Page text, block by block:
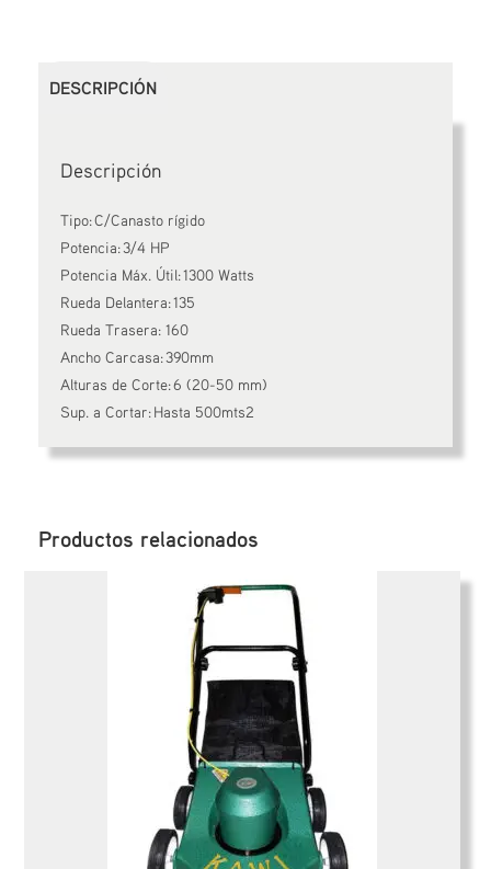
DESCRIPCIÓN
Descripción
Tipo: C/Canasto rígido
Potencia: 3/4 HP
Potencia Máx. Útil: 1300 Watts
Rueda Delantera: 135
Rueda Trasera: 160
Ancho Carcasa: 390mm
Alturas de Corte: 6 (20-50 mm)
Sup. a Cortar: Hasta 500mts2
Productos relacionados